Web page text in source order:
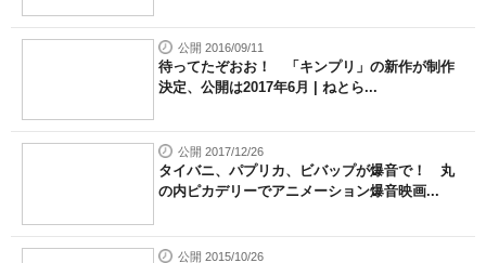
公開 2016/09/11
待ってたぞおお！ 「キンプリ」の新作が制作
決定、公開は2017年6月 | ねとら...
公開 2017/12/26
タイバニ、パプリカ、ビバップが爆音で！ 丸
の内ピカデリーでアニメーション爆音映画...
公開 2015/10/26